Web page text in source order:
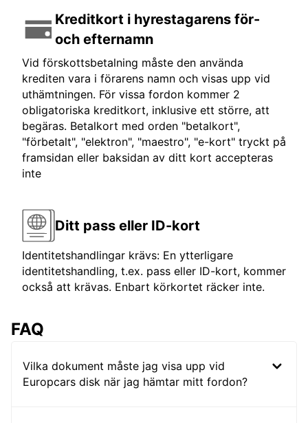
Kreditkort i hyrestagarens för-
och efternamn
Vid förskottsbetalning måste den använda
krediten vara i förarens namn och visas upp vid
uthämtningen. För vissa fordon kommer 2
obligatoriska kreditkort, inklusive ett större, att
begäras. Betalkort med orden "betalkort",
"förbetalt", "elektron", "maestro", "e-kort" tryckt på
framsidan eller baksidan av ditt kort accepteras
inte
Ditt pass eller ID-kort
Identitetshandlingar krävs: En ytterligare
identitetshandling, t.ex. pass eller ID-kort, kommer
också att krävas. Enbart körkortet räcker inte.
FAQ
Vilka dokument måste jag visa upp vid
Europcars disk när jag hämtar mitt fordon?